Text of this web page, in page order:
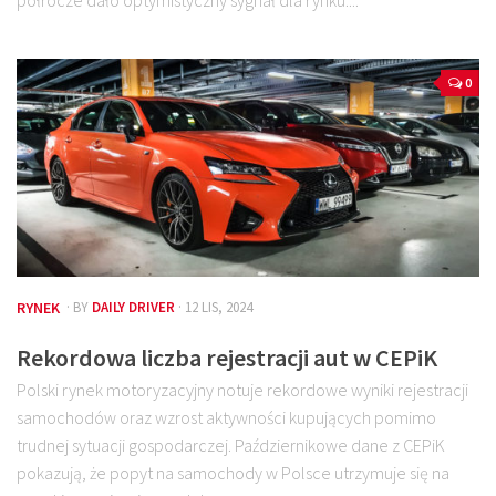
0
RYNEK · BY DAILY DRIVER · 12 LIS, 2024
Rekordowa liczba rejestracji aut w CEPiK
Polski rynek motoryzacyjny notuje rekordowe wyniki rejestracji
samochodów oraz wzrost aktywności kupujących pomimo
trudnej sytuacji gospodarczej. Październikowe dane z CEPiK
pokazują, że popyt na samochody w Polsce utrzymuje się na